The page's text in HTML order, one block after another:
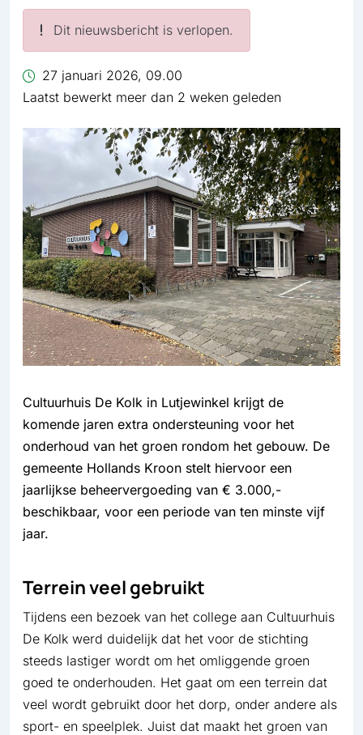
Dit nieuwsbericht is verlopen.
27 januari 2026, 09.00
Laatst bewerkt meer dan 2 weken geleden
Cultuurhuis De Kolk in Lutjewinkel krijgt de
komende jaren extra ondersteuning voor het
onderhoud van het groen rondom het gebouw. De
gemeente Hollands Kroon stelt hiervoor een
jaarlijkse beheervergoeding van € 3.000,-
beschikbaar, voor een periode van ten minste vijf
jaar.
Terrein veel gebruikt
Tijdens een bezoek van het college aan Cultuurhuis
De Kolk werd duidelijk dat het voor de stichting
steeds lastiger wordt om het omliggende groen
goed te onderhouden. Het gaat om een terrein dat
veel wordt gebruikt door het dorp, onder andere als
sport- en speelplek. Juist dat maakt het groen van